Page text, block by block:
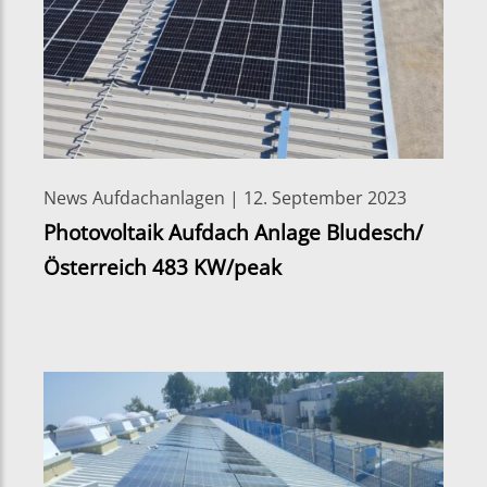
News Aufdachanlagen | 12. September 2023
Photovoltaik Aufdach Anlage Bludesch/
Österreich 483 KW/peak